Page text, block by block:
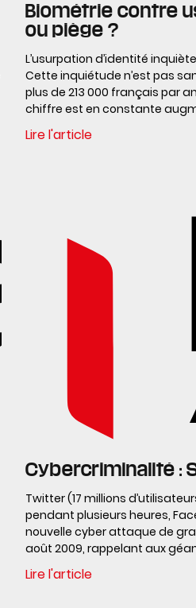
Biométrie contre
ou piège ?
L’usurpation d’identité
Cette inquiétude n’est pas
plus de 213 000 français par
chiffre est en constante
Lire l'article
Cybercriminalité :
Twitter (17 millions
pendant plusieurs heures,
nouvelle cyber attaque de
août 2009, rappelant aux
Lire l'article